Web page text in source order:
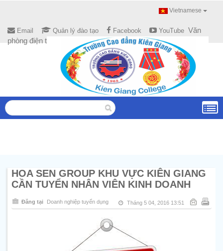
Vietnamese
Email Quản lý đào tạo Facebook YouTube Văn
phòng điện tử
HOA SEN GROUP KHU VỰC KIÊN GIANG
CẦN TUYỂN NHÂN VIÊN KINH DOANH
Đăng tại Doanh nghiệp tuyển dụng Tháng 5 04, 2016 13:51